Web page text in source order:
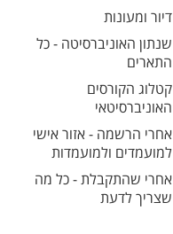
דיור ומעונות
שנתון האוניברסיטה - כל
התארים
קטלוג הקורסים
האוניברסיטאי
אחרי הרשמה - אזור אישי
למועמדים ולמועמדות
אחרי שהתקבלת - כל מה
שצריך לדעת